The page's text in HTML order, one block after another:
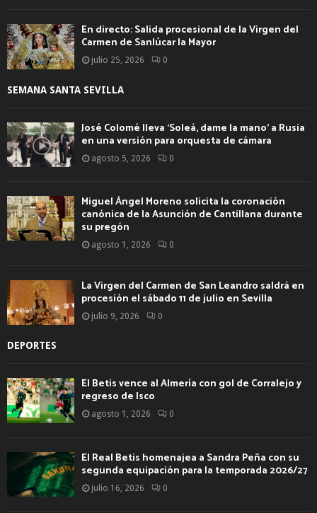
En directo: Salida procesional de la Virgen del
Carmen de Sanlúcar la Mayor
julio 25, 2026 0
SEMANA SANTA SEVILLA
José Colomé lleva ‘Soleá, dame la mano’ a Rusia
en una versión para orquesta de cámara
agosto 5, 2026 0
Miguel Ángel Moreno solicita la coronación
canónica de la Asunción de Cantillana durante
su pregón
agosto 1, 2026 0
La Virgen del Carmen de San Leandro saldrá en
procesión el sábado 11 de julio en Sevilla
julio 9, 2026 0
DEPORTES
El Betis vence al Almería con gol de Corralejo y
regreso de Isco
agosto 1, 2026 0
El Real Betis homenajea a Sandra Peña con su
segunda equipación para la temporada 2026/27
julio 16, 2026 0